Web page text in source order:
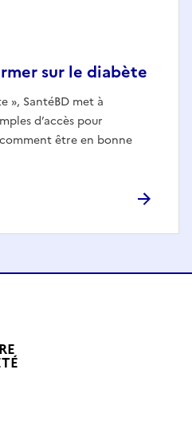
sur le diabète
», SantéBD met à
d’accès pour
être en bonne